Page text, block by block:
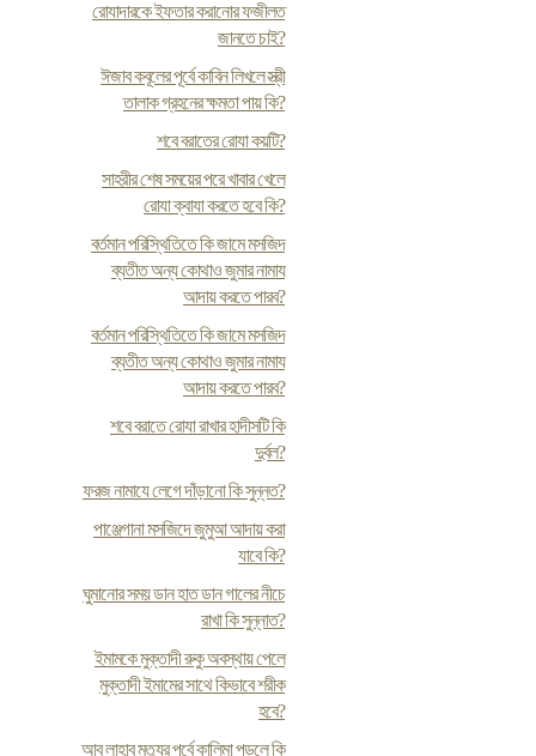
রোযাদারকে ইফতার করানোর ফজীলত
জানতে চাই?
ঈজাব কবূলের পূর্বে কাবিন লিখলে স্ত্রী
তালাক গ্রহনের ক্ষমতা পায় কি?
শবে বরাতের রোযা কয়টি?
সাহরীর শেষ সময়ের পরে খাবার খেলে
রোযা ক্বাযা করতে হবে কি?
বর্তমান পরিস্থিতিতে কি জামে মসজিদ
ব্যতীত অন্য কোথাও জুমার নামায
আদায় করতে পারব?
বর্তমান পরিস্থিতিতে কি জামে মসজিদ
ব্যতীত অন্য কোথাও জুমার নামায
আদায় করতে পারব?
শবে বরাতে রোযা রাখার হাদীসটি কি
দুর্বল?
ফরজ নামাযে লেগে দাঁড়ানো কি সুন্নত?
পাঞ্জেগানা মসজিদে জুমুআ আদায় করা
যাবে কি?
ঘুমানোর সময় ডান হাত ডান গালের নীচে
রাখা কি সুন্নাত?
ইমামকে মুক্তাদী রুকু অবস্থায় পেলে
মুক্তাদী ইমামের সাথে কিভাবে শরীক
হবে?
আবু লাহাব মৃত্যুর পূর্বে কালিমা পড়লে কি